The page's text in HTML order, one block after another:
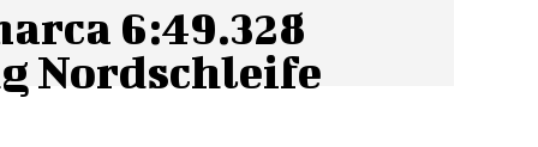
6:49.328
Nordschleife